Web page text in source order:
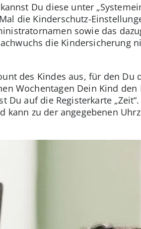
Du diese unter
die Kinderschutz-
sowie das
die Kindersicherung
des Kindes aus, für den Du
Wochentagen Dein Kind
auf die Registerkarte
kann zu der angegebenen